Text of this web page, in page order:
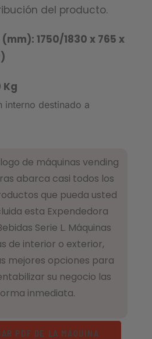
del producto.
1750/1830 x 765 x
Kg
interno destinado a
de máquinas vending
abarca casi todos los
que pueda usted
esta Expendedora
Serie L. Máquinas
de interior o exterior,
mejores opciones para
su negocio las
inmediata.
PDF DE LA MÁQUINA